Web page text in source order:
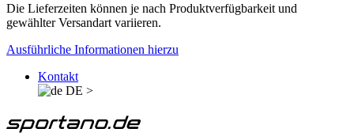
Die Lieferzeiten können je nach Produktverfügbarkeit und
gewählter Versandart variieren.
Ausführliche Informationen hierzu
Kontakt
DE >